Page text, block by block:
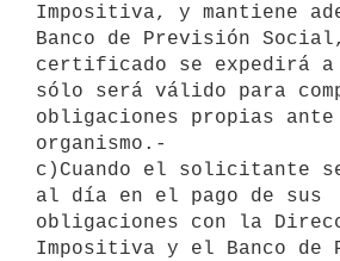
Impositiva, y mantiene
Banco de Previsión
certificado se expedirá a
sólo será válido para
obligaciones propias
organismo.-
c)Cuando el solicitante
al día en el pago de sus
obligaciones con la
Impositiva y el Banco de